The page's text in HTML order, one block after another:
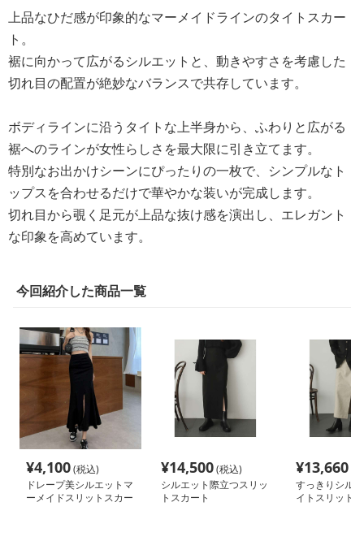
上品なひだ感が印象的なマーメイドラインのタイトスカー
ト。
裾に向かって広がるシルエットと、動きやすさを考慮した
切れ目の配置が絶妙なバランスで共存しています。
ボディラインに沿うタイトな上半身から、ふわりと広がる
裾へのラインが女性らしさを最大限に引き立てます。
特別なお出かけシーンにぴったりの一枚で、シンプルなト
ップスを合わせるだけで華やかな装いが完成します。
切れ目から覗く足元が上品な抜け感を演出し、エレガント
な印象を高めています。
今回紹介した商品一覧
¥4,100(税込)
ドレープ美シルエットマ
ーメイドスリットスカー
¥14,500(税込)
シルエット際立つスリッ
トスカート
¥13,660
すっきりシル
イトスリット